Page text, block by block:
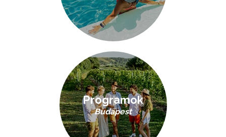
Programok
Budapest